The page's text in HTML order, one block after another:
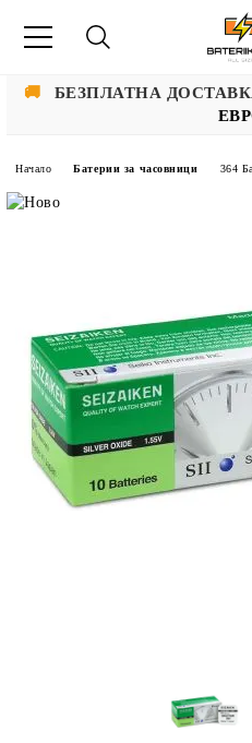
🚚 БЕЗПЛАТНА
Начало Батерии за часовници 364